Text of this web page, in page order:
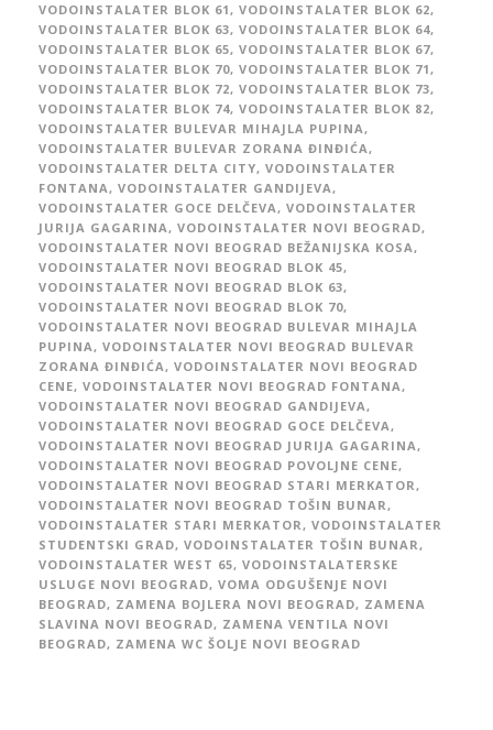
VODOINSTALATER BLOK 61, VODOINSTALATER BLOK 62,
VODOINSTALATER BLOK 63, VODOINSTALATER BLOK 64,
VODOINSTALATER BLOK 65, VODOINSTALATER BLOK 67,
VODOINSTALATER BLOK 70, VODOINSTALATER BLOK 71,
VODOINSTALATER BLOK 72, VODOINSTALATER BLOK 73,
VODOINSTALATER BLOK 74, VODOINSTALATER BLOK 82,
VODOINSTALATER BULEVAR MIHAJLA PUPINA,
VODOINSTALATER BULEVAR ZORANA ĐINĐIĆA,
VODOINSTALATER DELTA CITY, VODOINSTALATER
FONTANA, VODOINSTALATER GANDIJEVA,
VODOINSTALATER GOCE DELČEVA, VODOINSTALATER
JURIJA GAGARINA, VODOINSTALATER NOVI BEOGRAD,
VODOINSTALATER NOVI BEOGRAD BEŽANIJSKA KOSA,
VODOINSTALATER NOVI BEOGRAD BLOK 45,
VODOINSTALATER NOVI BEOGRAD BLOK 63,
VODOINSTALATER NOVI BEOGRAD BLOK 70,
VODOINSTALATER NOVI BEOGRAD BULEVAR MIHAJLA
PUPINA, VODOINSTALATER NOVI BEOGRAD BULEVAR
ZORANA ĐINĐIĆA, VODOINSTALATER NOVI BEOGRAD
CENE, VODOINSTALATER NOVI BEOGRAD FONTANA,
VODOINSTALATER NOVI BEOGRAD GANDIJEVA,
VODOINSTALATER NOVI BEOGRAD GOCE DELČEVA,
VODOINSTALATER NOVI BEOGRAD JURIJA GAGARINA,
VODOINSTALATER NOVI BEOGRAD POVOLJNE CENE,
VODOINSTALATER NOVI BEOGRAD STARI MERKATOR,
VODOINSTALATER NOVI BEOGRAD TOŠIN BUNAR,
VODOINSTALATER STARI MERKATOR, VODOINSTALATER
STUDENTSKI GRAD, VODOINSTALATER TOŠIN BUNAR,
VODOINSTALATER WEST 65, VODOINSTALATERSKE
USLUGE NOVI BEOGRAD, VOMA ODGUŠENJE NOVI
BEOGRAD, ZAMENA BOJLERA NOVI BEOGRAD, ZAMENA
SLAVINA NOVI BEOGRAD, ZAMENA VENTILA NOVI
BEOGRAD, ZAMENA WC ŠOLJE NOVI BEOGRAD